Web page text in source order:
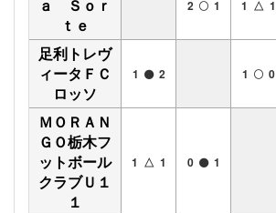
ａ Ｓｏｒ
ｔｅ
2 1 1 △ 1
足利トレヴ
ィータＦＣ
ロッソ
1 2 1 0
ＭＯＲＡＮ
ＧＯ栃木フ
ットボール
クラブＵ１
１
1 △ 1 0 1